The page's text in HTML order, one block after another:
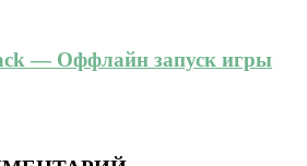
— Оффлайн запуск игры